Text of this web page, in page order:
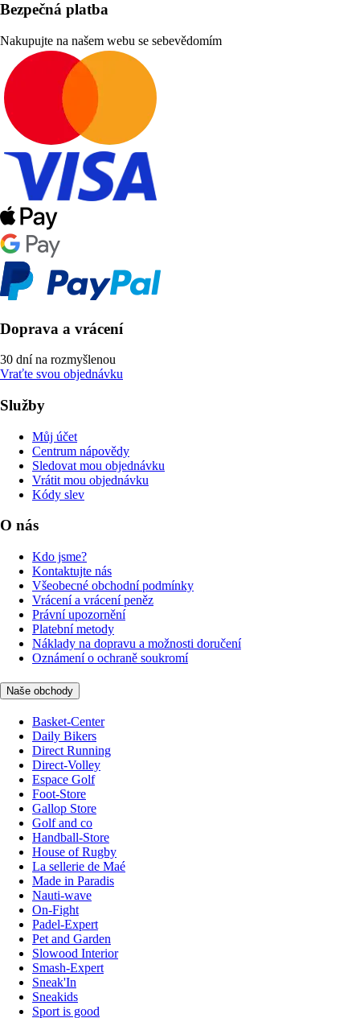
Bezpečná platba
Nakupujte na našem webu se sebevědomím
Doprava a vrácení
30 dní na rozmyšlenou
Vraťte svou objednávku
Služby
Můj účet
Centrum nápovědy
Sledovat mou objednávku
Vrátit mou objednávku
Kódy slev
O nás
Kdo jsme?
Kontaktujte nás
Všeobecné obchodní podmínky
Vrácení a vrácení peněz
Právní upozornění
Platební metody
Náklady na dopravu a možnosti doručení
Oznámení o ochraně soukromí
Naše obchody
Basket-Center
Daily Bikers
Direct Running
Direct-Volley
Espace Golf
Foot-Store
Gallop Store
Golf and co
Handball-Store
House of Rugby
La sellerie de Maé
Made in Paradis
Nauti-wave
On-Fight
Padel-Expert
Pet and Garden
Slowood Interior
Smash-Expert
Sneak'In
Sneakids
Sport is good